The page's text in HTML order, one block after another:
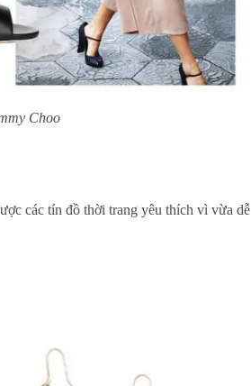
Choo
các tín đồ thời trang yêu thích vì vừa dễ